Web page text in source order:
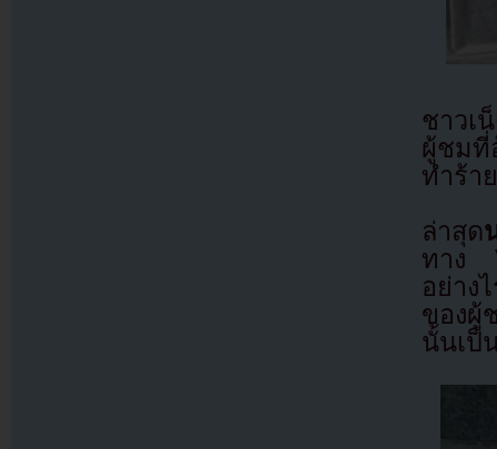
ชาวเ
ผู้ชมที่
ทำร้า
ล่าสุด
ทาง
อย่าง
ของผู้
นั้นเป็